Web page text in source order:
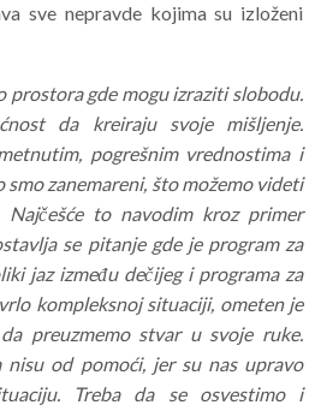
sve nepravde kojima su izloženi
prostora gde mogu izraziti slobodu.
da kreiraju svoje mišljenje.
pogrešnim vrednostima i
zanemareni, što možemo videti
to navodim kroz primer
se pitanje gde je program za
jaz između dečijeg i programa za
kompleksnoj situaciji, ometen je
preuzmemo stvar u svoje ruke.
nisu od pomoći, jer su nas upravo
Treba da se osvestimo i